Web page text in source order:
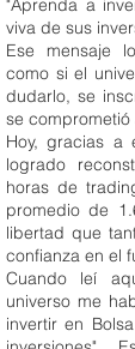
"Aprenda a
viva de sus
Ese mensaje
como si el
dudarlo, se
se comprometió
Hoy, gracias a
logrado
horas de
promedio de
libertad que
confianza en el
Cuando leí
universo me
invertir en